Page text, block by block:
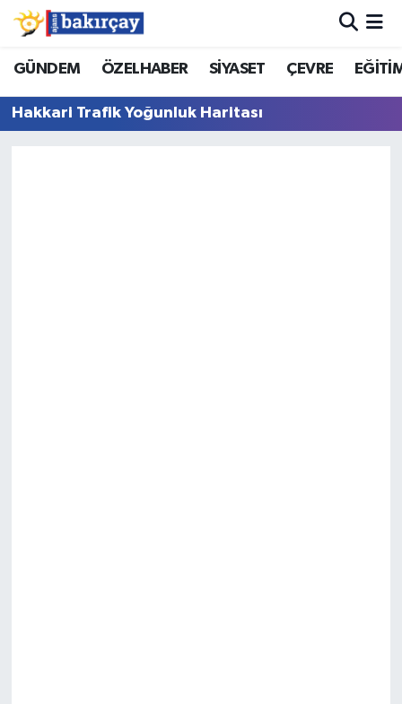
GÜNDEM ÖZELHABER SİYASET ÇEVRE
Hakkari Trafik Yoğunluk Haritası
İzmir Nöbetçi Eczaneler
İzmir Hava Durumu